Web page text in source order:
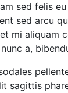
sed felis
sed arcu
mi aliquam
a,
sagittis